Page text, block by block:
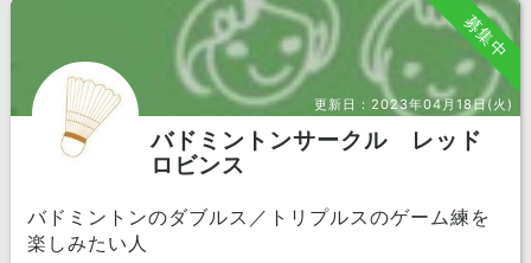
募集中
更新日： 2023年04月18日(火)
バドミントンサークル レッド
ロビンス
バドミントンのダブルス／トリプルスのゲーム練を
楽しみたい人